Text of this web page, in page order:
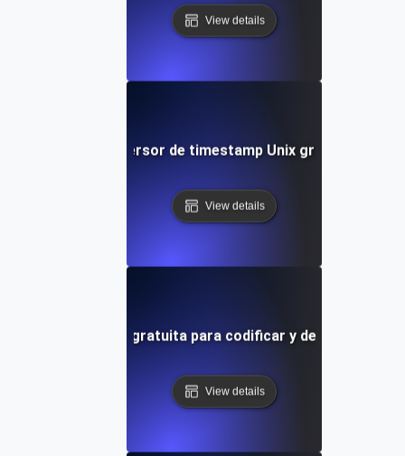
View details
Conversor de timestamp Unix gratuito
View details
Herramienta gratuita para codificar y decodificar
View details